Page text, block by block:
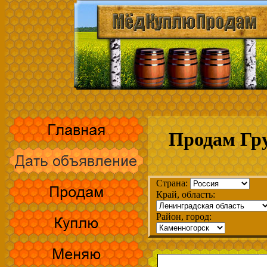
Продам
Страна:
Край, область:
Район, город: